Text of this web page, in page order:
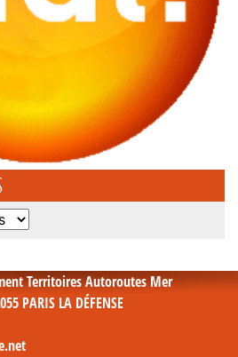
Territoires Autoroutes Mer
PARIS LA DÉFENSE